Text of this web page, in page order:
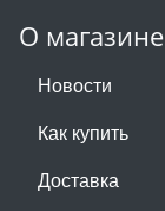
О магазине
Новости
Как купить
Доставка